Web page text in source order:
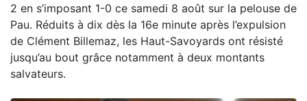
2 en s’imposant 1-0 ce samedi 8 août sur la pelouse de
Pau. Réduits à dix dès la 16e minute après l’expulsion
de Clément Billemaz, les Haut-Savoyards ont résisté
jusqu’au bout grâce notamment à deux montants
salvateurs.